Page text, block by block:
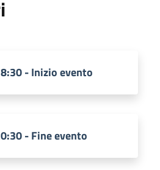
- Inizio evento
- Fine evento